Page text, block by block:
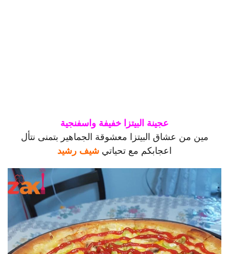
عجينة البيتزا خفيفة واسفنجية
مين من عشاق البيتزا معشوقة الجماهير بتمنى نتأل
اعجابكم مع تحياتي شيف رشيد